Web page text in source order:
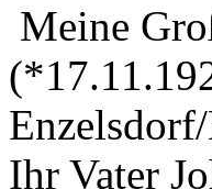
Meine
Ihr Vater